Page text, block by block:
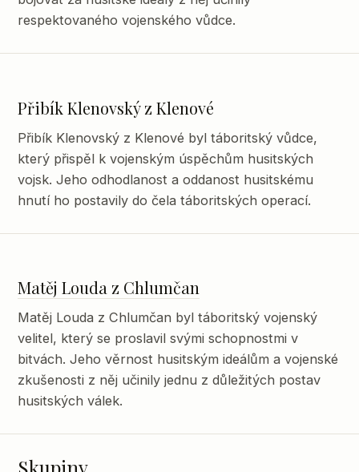
respektovaného vojenského vůdce.
Přibík Klenovský z Klenové
Přibík Klenovský z Klenové byl táboritský vůdce,
který přispěl k vojenským úspěchům husitských
vojsk. Jeho odhodlanost a oddanost husitskému
hnutí ho postavily do čela táboritských operací.
Matěj Louda z Chlumčan
Matěj Louda z Chlumčan byl táboritský vojenský
velitel, který se proslavil svými schopnostmi v
bitvách. Jeho věrnost husitským ideálům a vojenské
zkušenosti z něj učinily jednu z důležitých postav
husitských válek.